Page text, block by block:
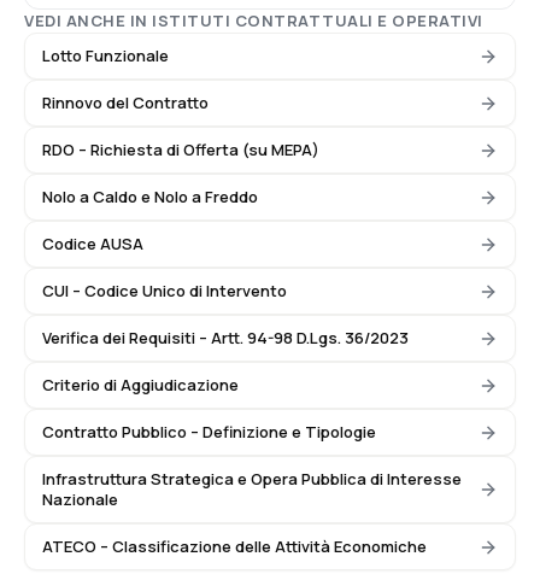
VEDI ANCHE IN ISTITUTI CONTRATTUALI E OPERATIVI
Lotto Funzionale
Rinnovo del Contratto
RDO – Richiesta di Offerta (su MEPA)
Nolo a Caldo e Nolo a Freddo
Codice AUSA
CUI – Codice Unico di Intervento
Verifica dei Requisiti – Artt. 94-98 D.Lgs. 36/2023
Criterio di Aggiudicazione
Contratto Pubblico – Definizione e Tipologie
Infrastruttura Strategica e Opera Pubblica di Interesse
Nazionale
ATECO – Classificazione delle Attività Economiche